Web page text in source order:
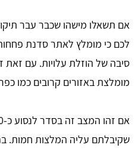
אם תשאלו מישהו שכבר עבר
לכם כי מומלץ לאתר סדנת
סיבה של הוזלת עלויות. עם
מומלצת באזורים קרובים כמו
שקיבלתם עליה המלצות חמות.